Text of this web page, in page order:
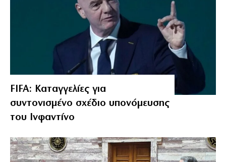
FIFA: Καταγγελίες για
συντονισμένο σχέδιο υπονόμευσης
του Ινφαντίνο